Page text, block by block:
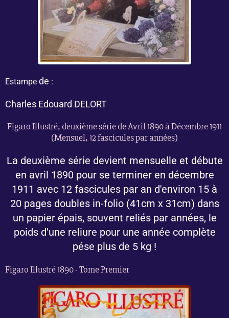
Estampe de :
Charles Edouard DELORT
Figaro Illustré, deuxième série de Avril 1890 à Décembre 1911
(Mensuel, 12 fascicules par années)
La deuxième série devient mensuelle et débute
en avril 1890 pour se terminer en décembre
1911 avec 12 fascicules par an d'environ 15 à
20 pages doubles in-folio (41cm x 31cm) dans
un papier épais, souvent reliés par années, le
poids d'une reliure pour une année complète
pése plus de 5 kg !
Figaro Illustré 1890 - Tome Premier